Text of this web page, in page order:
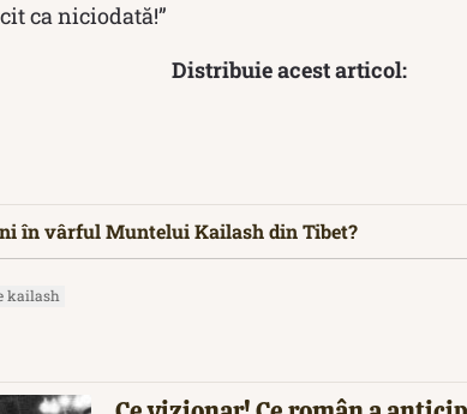
ca niciodată!”
Distribuie acest articol:
în vârful Muntelui Kailash din Tibet?
kailash